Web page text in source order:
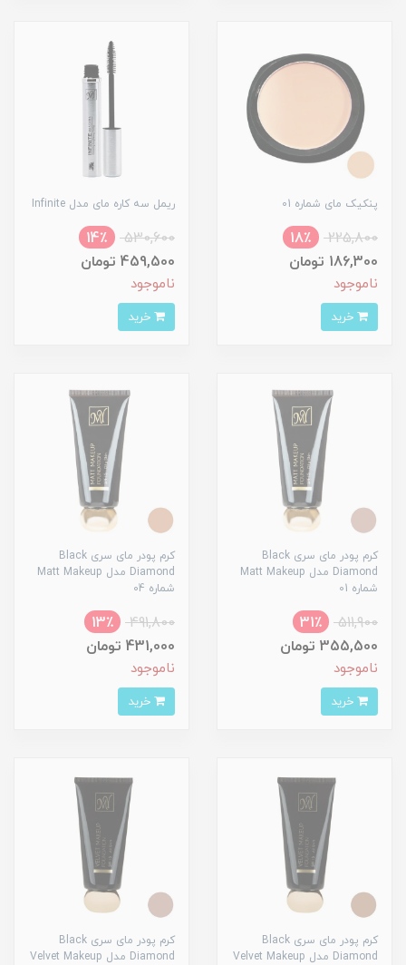
پنکیک مای شماره 01
225,800
18٪
186,300 تومان
ناموجود
ریمل سه کاره مای مدل Infinite
530,600
14٪
459,500 تومان
ناموجود
کرم پودر مای سری Black
Diamond مدل Matt Makeup
شماره 01
511,900
31٪
355,500 تومان
ناموجود
کرم پودر مای سری Black
Diamond مدل Matt Makeup
شماره 04
491,800
13٪
431,000 تومان
ناموجود
کرم پودر مای سری Black
Diamond مدل Velvet Makeup
کرم پودر مای سری Black
Diamond مدل Velvet Makeup